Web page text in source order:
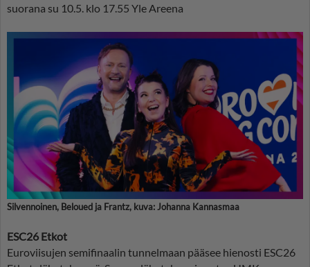
suorana su 10.5. klo 17.55 Yle Areena
Silvennoinen, Beloued ja Frantz, kuva: Johanna Kannasmaa
ESC26 Etkot
Euroviisujen semifinaalin tunnelmaan pääsee hienosti ESC26